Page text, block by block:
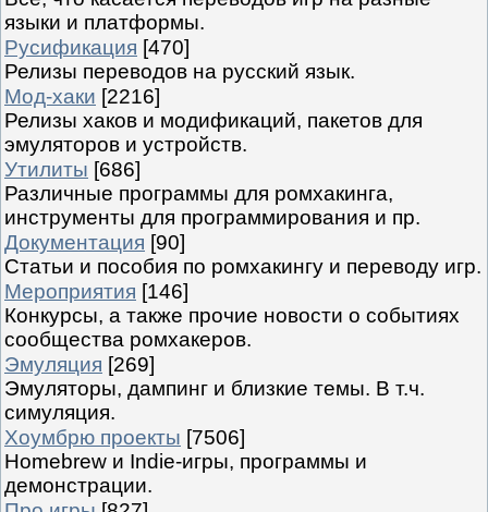
языки и платформы.
Русификация [470]
Релизы переводов на русский язык.
Мод-хаки [2216]
Релизы хаков и модификаций, пакетов для
эмуляторов и устройств.
Утилиты [686]
Различные программы для ромхакинга,
инструменты для программирования и пр.
Документация [90]
Статьи и пособия по ромхакингу и переводу игр.
Мероприятия [146]
Конкурсы, а также прочие новости о событиях
сообщества ромхакеров.
Эмуляция [269]
Эмуляторы, дампинг и близкие темы. В т.ч.
симуляция.
Хоумбрю проекты [7506]
Homebrew и Indie-игры, программы и
демонстрации.